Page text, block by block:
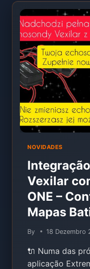
ONE
–
E
NOVIDADES
Vexilar
ONE –
Mapas
By 18 Dezembro
🔌 Numa das
aplicação